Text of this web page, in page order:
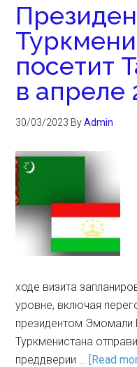
посетит
в апреле
30/03/2023 ByAdmin
ходе визита
уровне, включая
президентом
Туркменистана
преддверии … [Read